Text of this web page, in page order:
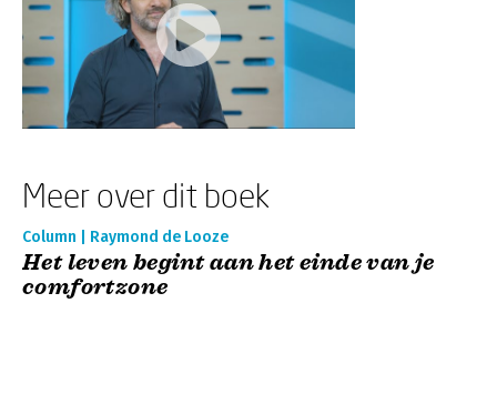
Meer over dit boek
Column | Raymond de Looze
Het leven begint aan het einde van je
comfortzone